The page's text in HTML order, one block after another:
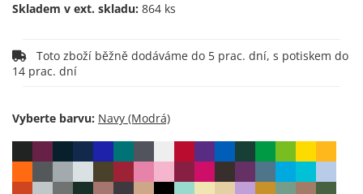
Skladem v ext. skladu: 864 ks
14 prac. dní
Vyberte barvu: